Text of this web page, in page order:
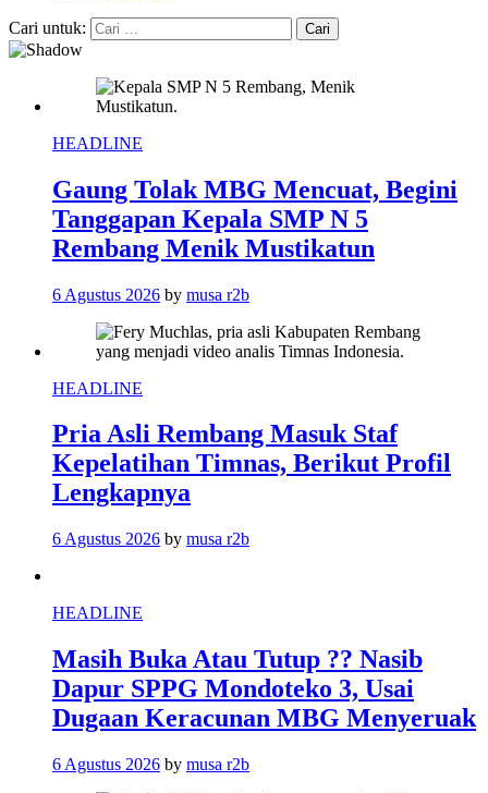
Cari untuk:
HEADLINE
Gaung Tolak MBG Mencuat, Begini
Tanggapan Kepala SMP N 5
Rembang Menik Mustikatun
6 Agustus 2026 by musa r2b
HEADLINE
Pria Asli Rembang Masuk Staf
Kepelatihan Timnas, Berikut Profil
Lengkapnya
6 Agustus 2026 by musa r2b
HEADLINE
Masih Buka Atau Tutup ?? Nasib
Dapur SPPG Mondoteko 3, Usai
Dugaan Keracunan MBG Menyeruak
6 Agustus 2026 by musa r2b